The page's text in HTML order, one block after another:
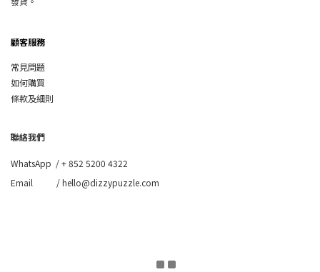
顧客服務
常見問題
如何購買
條款及細則
聯絡我們
WhatsApp /+ 852 5200 4322
Email / hello@dizzypuzzle.com